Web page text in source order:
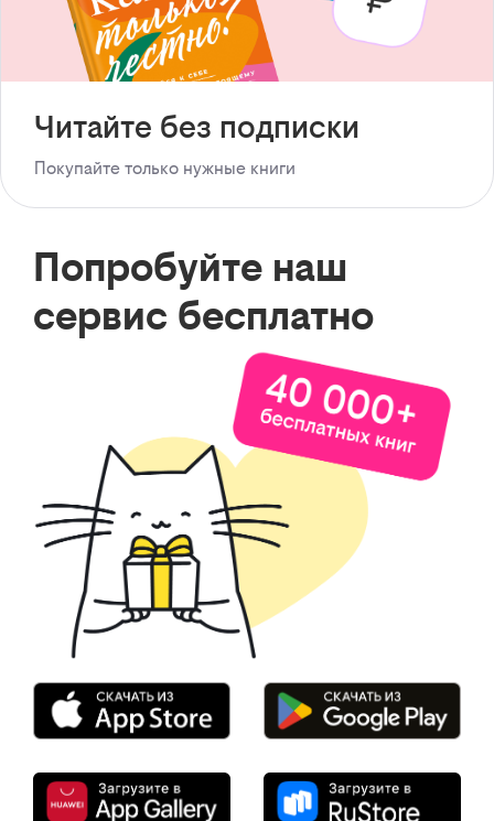
Читайте без подписки
Покупайте только нужные книги
Попробуйте наш
сервис бесплатно